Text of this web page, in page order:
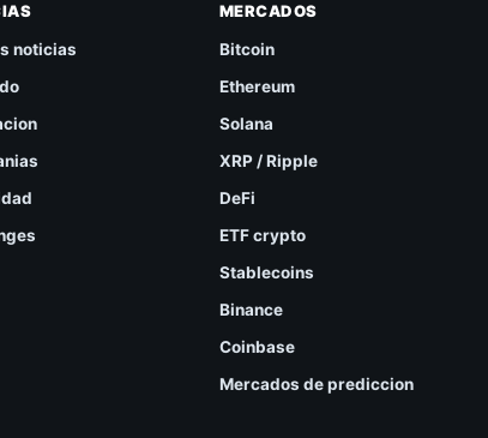
noticias
MERCADOS
Bitcoin
Ethereum
Solana
XRP / Ripple
DeFi
ETF crypto
Stablecoins
Binance
Coinbase
Mercados de prediccion